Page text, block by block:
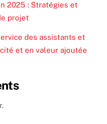
2025 : Stratégies et
projet
des assistants et
et en valeur ajoutée